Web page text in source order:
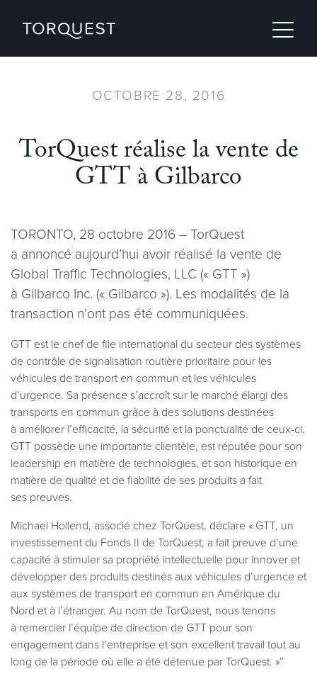
OCTOBRE 28, 2016
TorQuest réalise la vente de
GTT à Gilbarco
TORONTO, 28 octobre 2016 – TorQuest
a annoncé aujourd’hui avoir réalisé la vente de
Global Traffic Technologies, LLC (« GTT »)
à Gilbarco Inc. (« Gilbarco »). Les modalités de la
transaction n’ont pas été communiquées.
GTT est le chef de file international du secteur des systèmes
de contrôle de signalisation routière prioritaire pour les
véhicules de transport en commun et les véhicules
d’urgence. Sa présence s’accroît sur le marché élargi des
transports en commun grâce à des solutions destinées
à améliorer l’efficacité, la sécurité et la ponctualité de ceux-ci.
GTT possède une importante clientèle, est réputée pour son
leadership en matière de technologies, et son historique en
matière de qualité et de fiabilité de ses produits a fait
ses preuves.
Michael Hollend, associé chez TorQuest, déclare « GTT, un
investissement du Fonds II de TorQuest, a fait preuve d’une
capacité à stimuler sa propriété intellectuelle pour innover et
développer des produits destinés aux véhicules d’urgence et
aux systèmes de transport en commun en Amérique du
Nord et à l’étranger. Au nom de TorQuest, nous tenons
à remercier l’équipe de direction de GTT pour son
engagement dans l’entreprise et son excellent travail tout au
long de la période où elle a été détenue par TorQuest. »”